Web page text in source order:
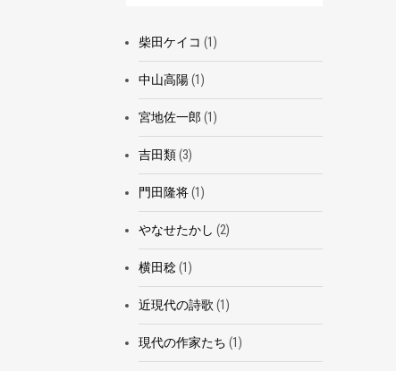
柴田ケイコ (1)
中山高陽(1)
宮地佐一郎 (1)
吉田類(3)
門田隆将(1)
やなせたかし (2)
横田稔(1)
近現代の詩歌 (1)
現代の作家たち (1)